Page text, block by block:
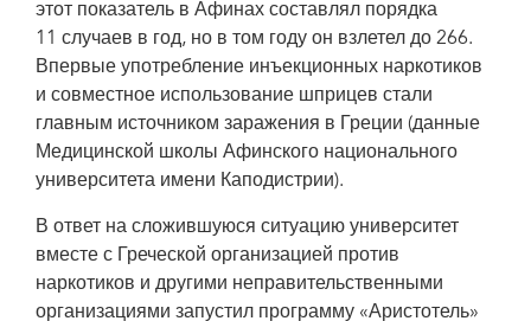
Copyright: JennyAir.com
этот показатель в Афинах составлял порядка
11 случаев в год, но в том году он взлетел до 266.
Впервые употребление инъекционных наркотиков
и совместное использование шприцев стали
главным источником заражения в Греции (данные
Медицинской школы Афинского национального
университета имени Каподистрии).
В ответ на сложившуюся ситуацию университет
вместе с Греческой организацией против
наркотиков и другими неправительственными
организациями запустил программу «Аристотель»